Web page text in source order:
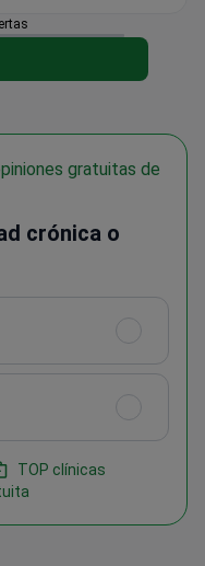
gratuitas de
crónica o
TOP clínicas